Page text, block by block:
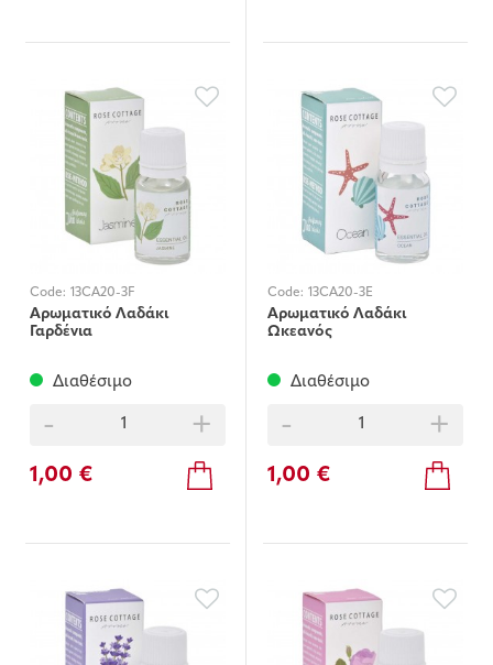
Code: 13CA20-3F
Αρωματικό Λαδάκι
Γαρδένια
Διαθέσιμο
- +
1,00 €
Code: 13CA20-3E
Αρωματικό Λαδάκι
Ωκεανός
Διαθέσιμο
- +
1,00 €